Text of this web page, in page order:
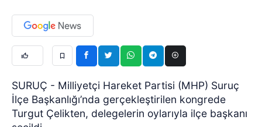
SURUÇ - Milliyetçi Hareket Partisi (MHP) Suruç
İlçe Başkanlığı’nda gerçekleştirilen kongrede
Turgut Çelikten, delegelerin oylarıyla ilçe başkanı